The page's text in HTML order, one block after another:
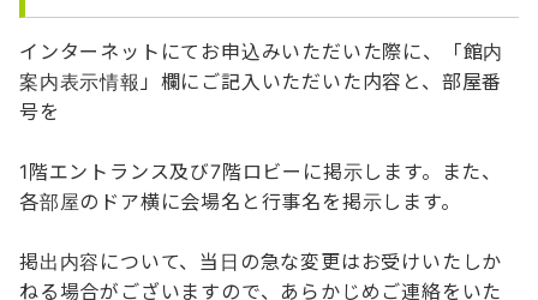
インターネットにてお申込みいただいた際に、「館内
案内表示情報」欄にご記入いただいた内容と、部屋番
号を
1階エントランス及び7階ロビーに掲示します。また、
各部屋のドア横に会場名と行事名を掲示します。
掲出内容について、当日の急な変更はお受けいたしか
ねる場合がございますので、あらかじめご連絡をいた